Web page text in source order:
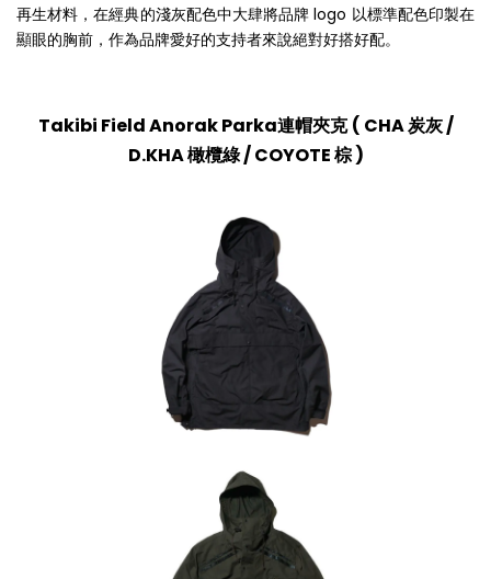
再生材料，在經典的淺灰配色中大肆將品牌 logo 以標準配色印製在
顯眼的胸前，作為品牌愛好的支持者來說絕對好搭好配。
Takibi Field Anorak Parka連帽夾克 ( CHA 炭灰 /
D.KHA 橄欖綠 / COYOTE 棕 )